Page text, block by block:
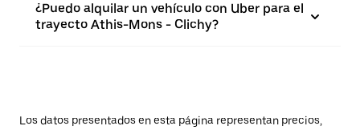
¿Puedo alquilar un vehículo con Uber para el
trayecto Athis-Mons - Clichy?
Los datos presentados en esta página representan precios,